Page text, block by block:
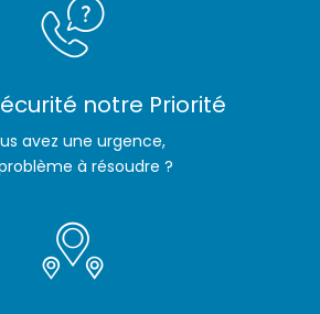
notre Priorité
avez une urgence,
à résoudre ?